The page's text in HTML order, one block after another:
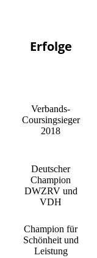
Erfolge
Verbands-
Coursingsieger
2018
Deutscher
Champion
DWZRV und
VDH
Champion für
Schönheit und
Leistung